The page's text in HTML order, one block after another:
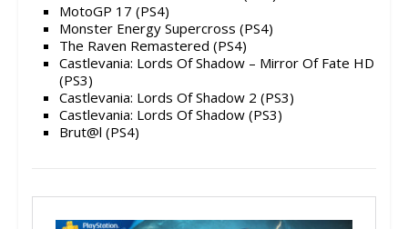
MotoGP 17 (PS4)
Monster Energy Supercross (PS4)
The Raven Remastered (PS4)
Castlevania: Lords Of Shadow – Mirror Of Fate HD
(PS3)
Castlevania: Lords Of Shadow 2 (PS3)
Castlevania: Lords Of Shadow (PS3)
Brut@l (PS4)